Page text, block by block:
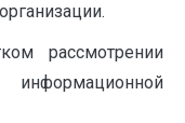
рассмотрении